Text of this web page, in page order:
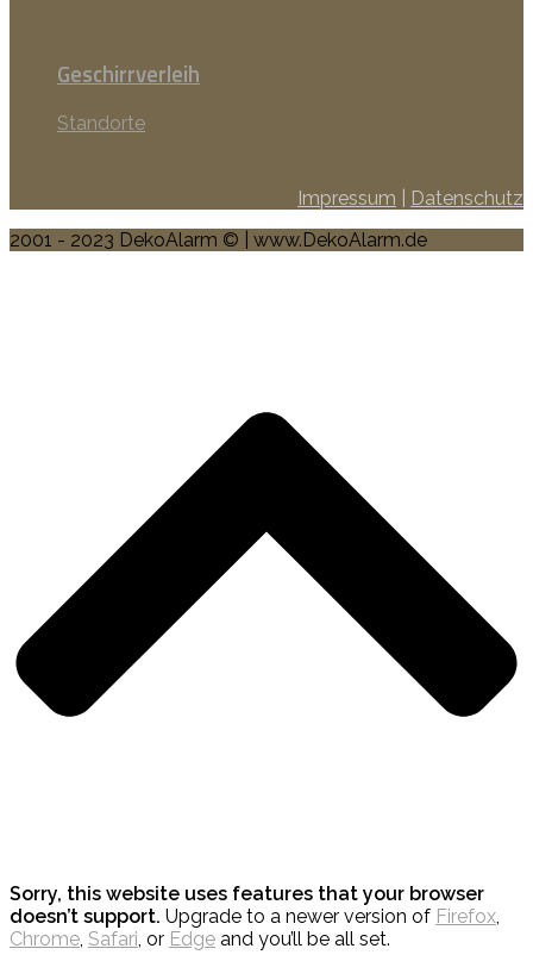
Geschirrverleih
Standorte
Impressum
Datenschutz
2001 - 2023 DekoAlarm © | www.DekoAlarm.de
Sorry, this website uses features that your browser
doesn’t support. Upgrade to a newer version of Firefox
Chrome Safari , or Edge and you’ll be all set.